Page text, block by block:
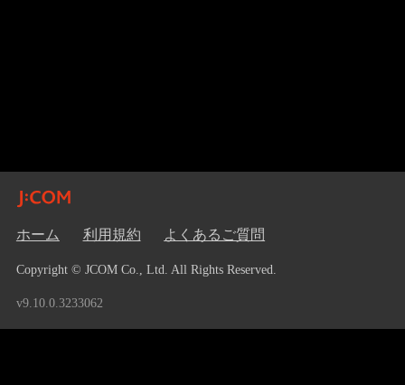
ホーム 利用規約 よくあるご質問
Copyright © JCOM Co., Ltd. All Rights Reserved.
v9.10.0.3233062